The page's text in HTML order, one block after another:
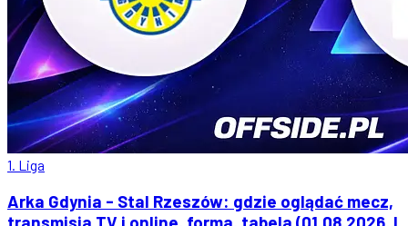
1. Liga
Arka Gdynia - Stal Rzeszów: gdzie oglądać mecz,